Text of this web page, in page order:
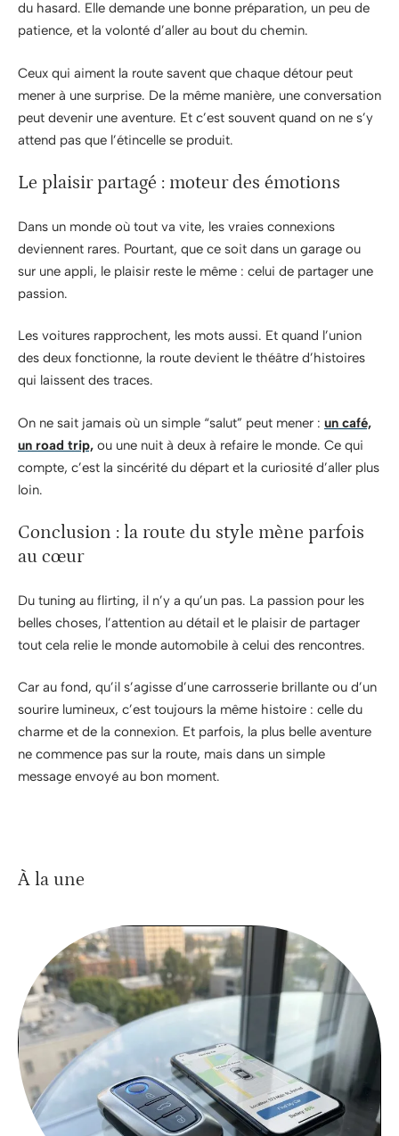
du hasard. Elle demande une bonne préparation, un peu de
patience, et la volonté d’aller au bout du chemin.
Ceux qui aiment la route savent que chaque détour peut
mener à une surprise. De la même manière, une conversation
peut devenir une aventure. Et c’est souvent quand on ne s’y
attend pas que l’étincelle se produit.
Le plaisir partagé : moteur des émotions
Dans un monde où tout va vite, les vraies connexions
deviennent rares. Pourtant, que ce soit dans un garage ou
sur une appli, le plaisir reste le même : celui de partager une
passion.
Les voitures rapprochent, les mots aussi. Et quand l’union
des deux fonctionne, la route devient le théâtre d’histoires
qui laissent des traces.
On ne sait jamais où un simple “salut” peut mener : un café,
un road trip, ou une nuit à deux à refaire le monde. Ce qui
compte, c’est la sincérité du départ et la curiosité d’aller plus
loin.
Conclusion : la route du style mène parfois
au cœur
Du tuning au flirting, il n’y a qu’un pas. La passion pour les
belles choses, l’attention au détail et le plaisir de partager
tout cela relie le monde automobile à celui des rencontres.
Car au fond, qu’il s’agisse d’une carrosserie brillante ou d’un
sourire lumineux, c’est toujours la même histoire : celle du
charme et de la connexion. Et parfois, la plus belle aventure
ne commence pas sur la route, mais dans un simple
message envoyé au bon moment.
À la une